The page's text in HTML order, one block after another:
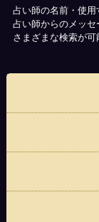
占い師の名前・使用
占い師からのメッ
さまざまな検索が可